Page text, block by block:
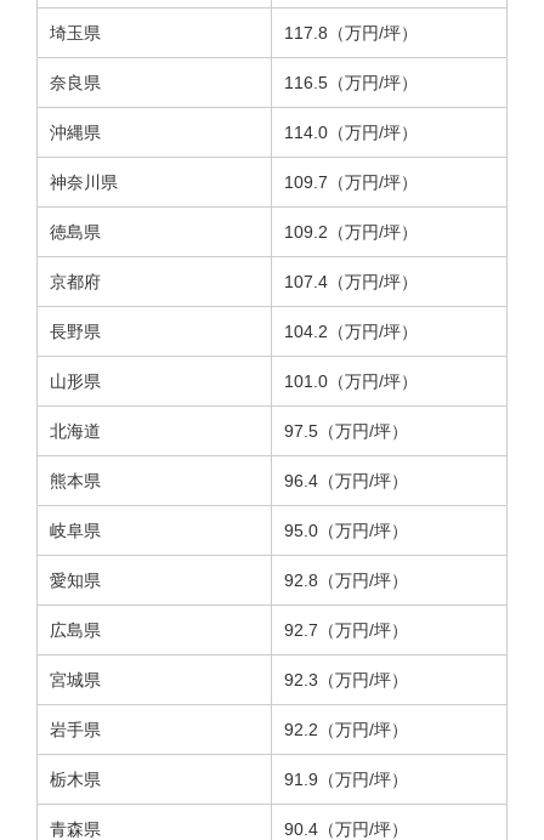
埼玉県 117.8（万円/坪）
奈良県 116.5（万円/坪）
沖縄県 114.0（万円/坪）
神奈川県 109.7（万円/坪）
徳島県 109.2（万円/坪）
京都府 107.4（万円/坪）
長野県 104.2（万円/坪）
山形県 101.0（万円/坪）
北海道 97.5（万円/坪）
熊本県 96.4（万円/坪）
岐阜県 95.0（万円/坪）
愛知県 92.8（万円/坪）
広島県 92.7（万円/坪）
宮城県 92.3（万円/坪）
岩手県 92.2（万円/坪）
栃木県 91.9（万円/坪）
青森県 90.4（万円/坪）